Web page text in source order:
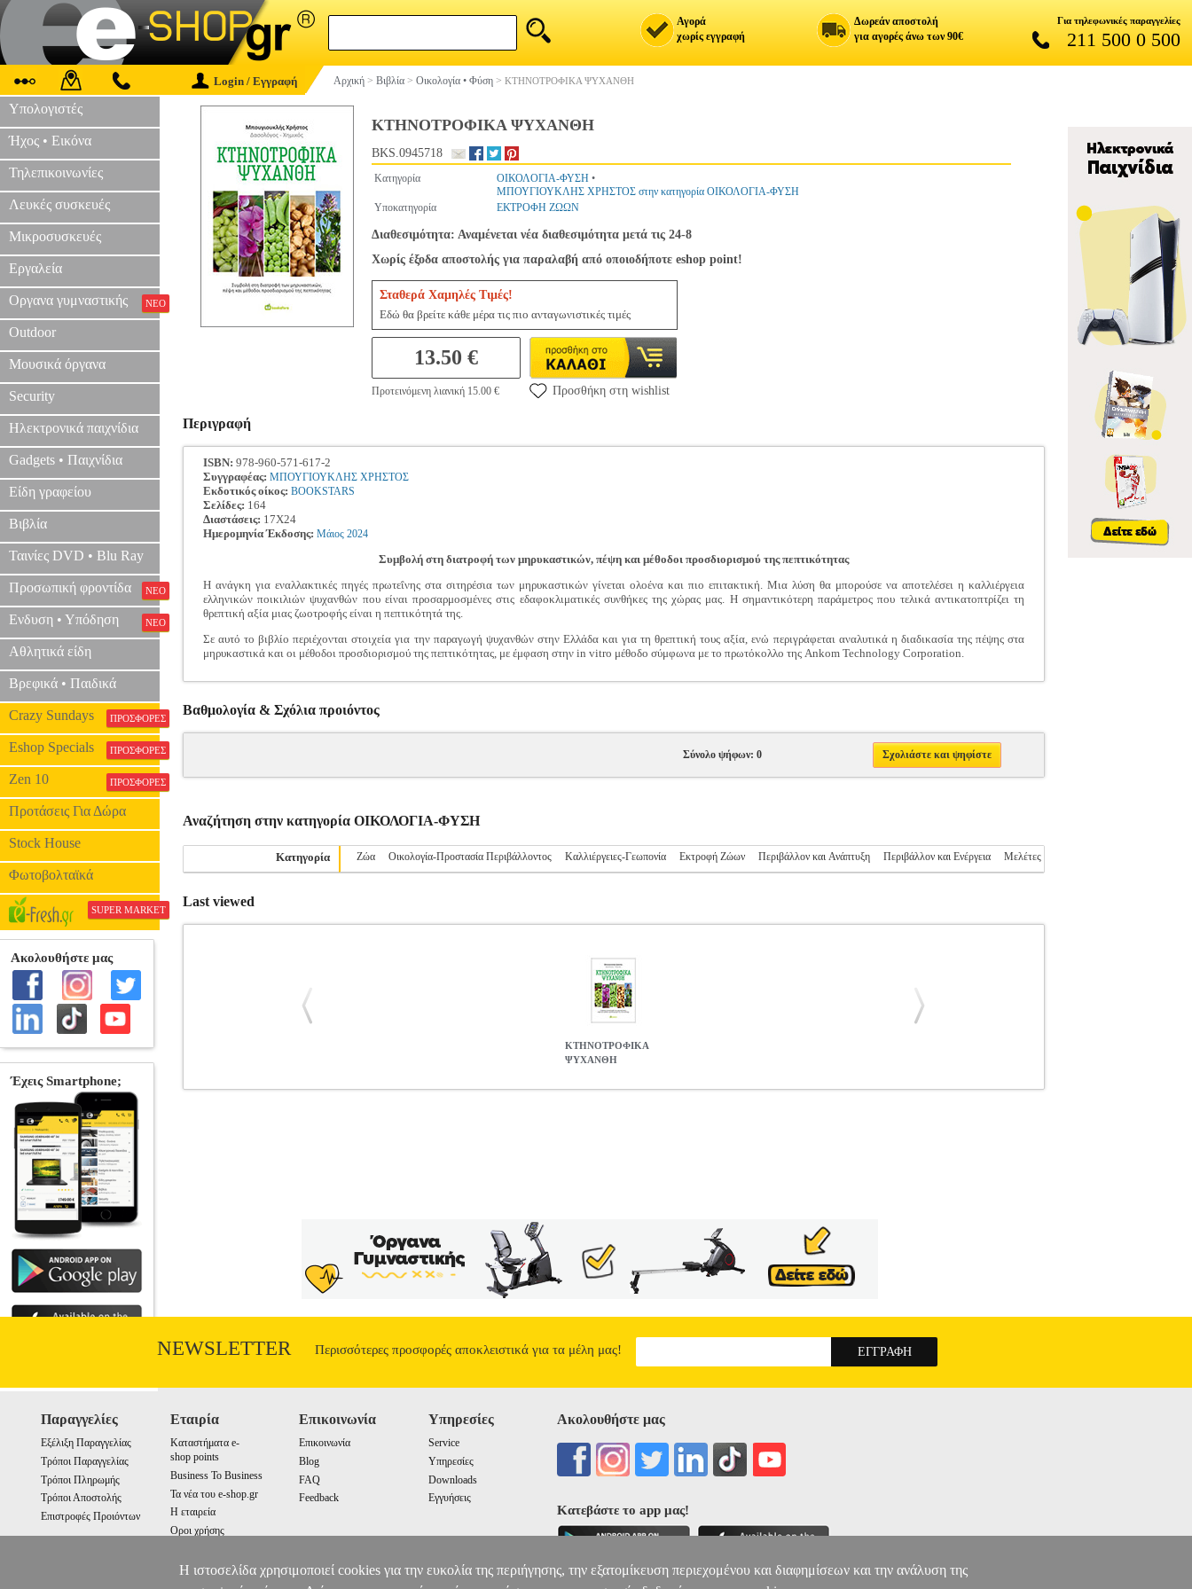
Αγορά
χωρίς εγγραφή
Δωρεάν αποστολή
για αγορές άνω των 90€
Για τηλεφωνικές παραγγελίες
211 500 0 500
Login / Εγγραφή Αρχική > Βιβλία > Οικολογία • Φύση > ΚΤΗΝΟΤΡΟΦΙΚΑ ΨΥΧΑΝΘΗ
Υπολογιστές
Ήχος • Εικόνα
Τηλεπικοινωνίες
Λευκές συσκευές
Μικροσυσκευές
Εργαλεία
Οργανα γυμναστικής ΝΕΟ
Outdoor
Μουσικά όργανα
Security
Ηλεκτρονικά παιχνίδια
Gadgets • Παιχνίδια
Είδη γραφείου
Βιβλία
Ταινίες DVD • Blu Ray
Προσωπική φροντίδα ΝΕΟ
Ενδυση • Υπόδηση ΝΕΟ
Αθλητικά είδη
Βρεφικά • Παιδικά
Crazy Sundays ΠΡΟΣΦΟΡΕΣ
Eshop Specials ΠΡΟΣΦΟΡΕΣ
Zen 10 ΠΡΟΣΦΟΡΕΣ
Προτάσεις Για Δώρα
Stock House
Φωτοβολταϊκά
SUPER MARKET
ΚΤΗΝΟΤΡΟΦΙΚΑ ΨΥΧΑΝΘΗ
BKS.0945718
Κατηγορία ΟΙΚΟΛΟΓΙΑ-ΦΥΣΗ •
ΜΠΟΥΓΙΟΥΚΛΗΣ ΧΡΗΣΤΟΣ στην κατηγορία ΟΙΚΟΛΟΓΙΑ-ΦΥΣΗ
Υποκατηγορία
ΕΚΤΡΟΦΗ ΖΩΩΝ
Διαθεσιμότητα: Αναμένεται νέα διαθεσιμότητα μετά τις 24-8
Χωρίς έξοδα αποστολής για παραλαβή από οποιοδήποτε eshop point!
Σταθερά Χαμηλές Τιμές!
Εδώ θα βρείτε κάθε μέρα τις πιο ανταγωνιστικές τιμές
13.50 €
Προτεινόμενη λιανική 15.00 € Προσθήκη στη wishlist
Περιγραφή
ISBN: 978-960-571-617-2
Συγγραφέας: ΜΠΟΥΓΙΟΥΚΛΗΣ ΧΡΗΣΤΟΣ
Εκδοτικός οίκος: BOOKSTARS
Σελίδες: 164
Διαστάσεις: 17Χ24
Ημερομηνία Έκδοσης: Μάιος 2024
Συμβολή στη διατροφή των μηρυκαστικών, πέψη και μέθοδοι προσδιορισμού της πεπτικότητας
Η ανάγκη για εναλλακτικές πηγές πρωτεΐνης στα σιτηρέσια των μηρυκαστικών γίνεται ολοένα και πιο επιτακτική. Μια λύση θα μπορούσε να αποτελέσει η καλλιέργεια
ελληνικών ποικιλιών ψυχανθών που είναι προσαρμοσμένες στις εδαφοκλιματικές συνθήκες της χώρας μας. Η σημαντικότερη παράμετρος που τελικά αντικατοπτρίζει τη
θρεπτική αξία μιας ζωοτροφής είναι η πεπτικότητά της.
Σε αυτό το βιβλίο περιέχονται στοιχεία για την παραγωγή ψυχανθών στην Ελλάδα και για τη θρεπτική τους αξία, ενώ περιγράφεται αναλυτικά η διαδικασία της πέψης στα
μηρυκαστικά και οι μέθοδοι προσδιορισμού της πεπτικότητας, με έμφαση στην in vitro μέθοδο σύμφωνα με το πρωτόκολλο της Ankom Technology Corporation.
Βαθμολογία & Σχόλια προιόντος
Σύνολο ψήφων: 0 Σχολιάστε και ψηφίστε
Αναζήτηση στην κατηγορία ΟΙΚΟΛΟΓΙΑ-ΦΥΣΗ
Κατηγορία Ζώα Οικολογία-Προστασία Περιβάλλοντος Καλλιέργειες-Γεωπονία Εκτροφή Ζώων Περιβάλλον και Ανάπτυξη Περιβάλλον και Ενέργεια Μελέτες
Last viewed
ΚΤΗΝΟΤΡΟΦΙΚΑ
ΨΥΧΑΝΘΗ
Corporation.
ΚΤΗΝΟΤΡΟΦΙΚΑ ΨΥΧΑΝΘΗ
12.15
NEWSLETTER Περισσότερες προσφορές αποκλειστικά για τα μέλη μας!
Παραγγελίες
Εξέλιξη Παραγγελίας
Τρόποι Παραγγελίας
Τρόποι Πληρωμής
Τρόποι Αποστολής
Επιστροφές Προιόντων
Εταιρία
Καταστήματα e-
shop points
Business To Business
Τα νέα του e-shop.gr
Η εταιρεία
Οροι χρήσης
Επικοινωνία
Επικοινωνία
Blog
FAQ
Feedback
Υπηρεσίες
Service
Υπηρεσίες
Downloads
Εγγυήσεις
Ακολουθήστε μας
Κατεβάστε το app μας!
Η ιστοσελίδα χρησιμοποιεί cookies για την ευκολία της περιήγησης, την εξατομίκευση περιεχομένου και διαφημίσεων και την ανάλυση της